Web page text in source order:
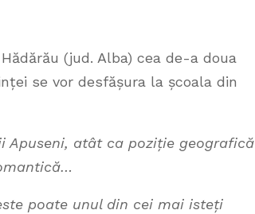
(jud. Alba) cea de-a doua
se vor desfășura la școala din
Apuseni, atât ca poziție geografică
poate unul din cei mai isteți